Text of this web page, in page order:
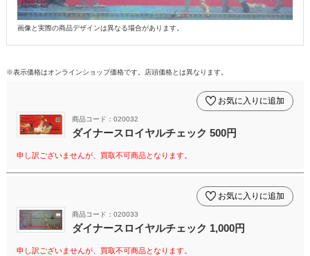
画像と実際の商品デザインは異なる場合があります。
※表示価格はオンラインショップ価格です。店頭価格とは異なります。
商品コード：020032
ダイナースロイヤルチェック 500円
お気に入りに追加
申し訳ございませんが、買取不可商品となります。
商品コード：020033
ダイナースロイヤルチェック 1,000円
お気に入りに追加
申し訳ございませんが、買取不可商品となります。